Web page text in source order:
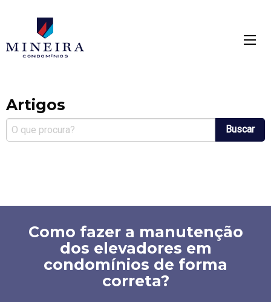
Mineira condomínios
Artigos
Buscar
Como fazer a manutenção
dos elevadores em
condomínios de forma
correta?